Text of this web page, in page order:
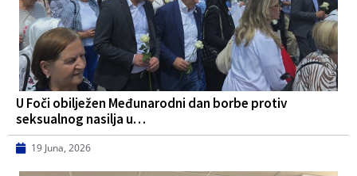
U Foči obilježen Međunarodni dan borbe protiv
seksualnog nasilja u…
19 Juna, 2026